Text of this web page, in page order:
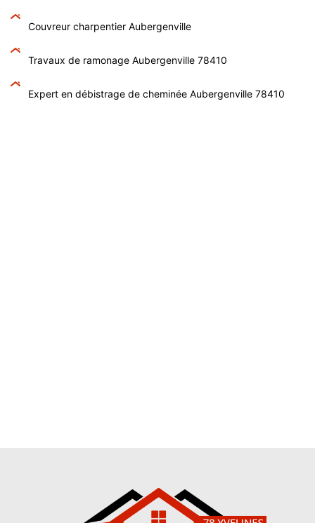
Couvreur charpentier Aubergenville
Travaux de ramonage Aubergenville 78410
Expert en débistrage de cheminée Aubergenville 78410